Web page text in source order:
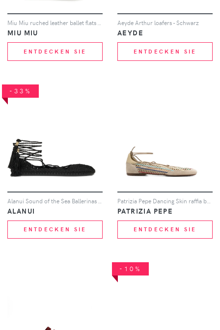
Miu Miu ruched leather ballet flats - Braun
MIU MIU
ENTDECKEN SIE
Aeyde Arthur loafers - Schwarz
AEYDE
ENTDECKEN SIE
-33%
ALANUI
ENTDECKEN SIE
PATRIZIA PEPE
ENTDECKEN SIE
-10%